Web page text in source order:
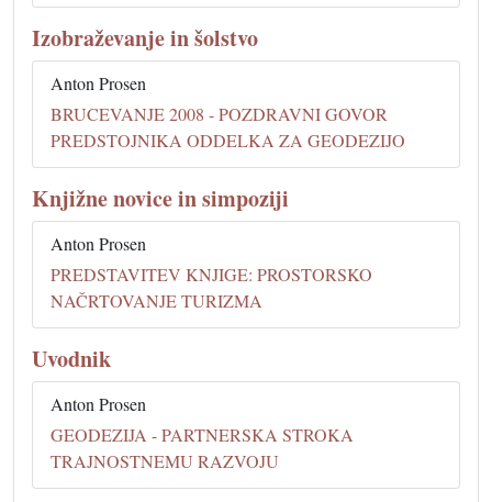
Izobraževanje in šolstvo
Anton Prosen
BRUCEVANJE 2008 - POZDRAVNI GOVOR
PREDSTOJNIKA ODDELKA ZA GEODEZIJO
Knjižne novice in simpoziji
Anton Prosen
PREDSTAVITEV KNJIGE: PROSTORSKO
NAČRTOVANJE TURIZMA
Uvodnik
Anton Prosen
GEODEZIJA - PARTNERSKA STROKA
TRAJNOSTNEMU RAZVOJU